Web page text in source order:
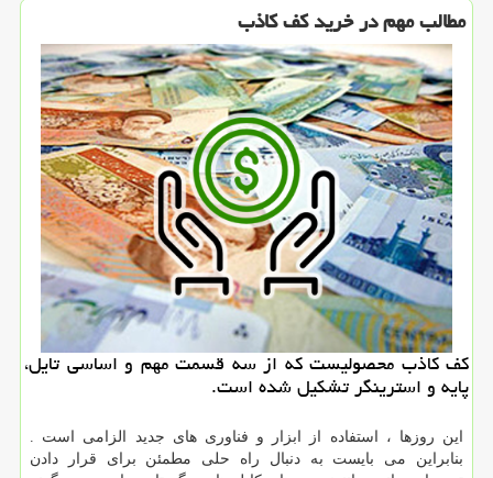
مطالب مهم در خرید كف كاذب
كف كاذب محصولیست كه از سه قسمت مهم و اساسی تایل،
پایه و استرینگر تشكیل شده است.
این روزها ، استفاده از ابزار و فناوری های جدید الزامی است .
بنابراین می بایست به دنبال راه حلی مطمئن برای قرار دادن